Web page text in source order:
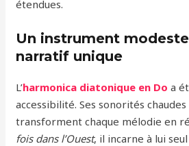
étendues.
Un instrument
narratif unique
L’harmonica diatonique en Do a
accessibilité. Ses sonorités
transforment chaque mélodie en
fois dans l’Ouest, il incarne à lui